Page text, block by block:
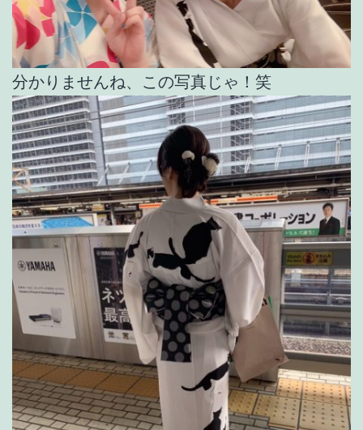
分かりませんね、この写真じゃ！笑